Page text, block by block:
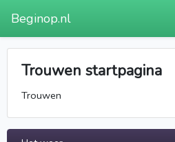
Beginop.nl
Trouwen startpagina
Trouwen